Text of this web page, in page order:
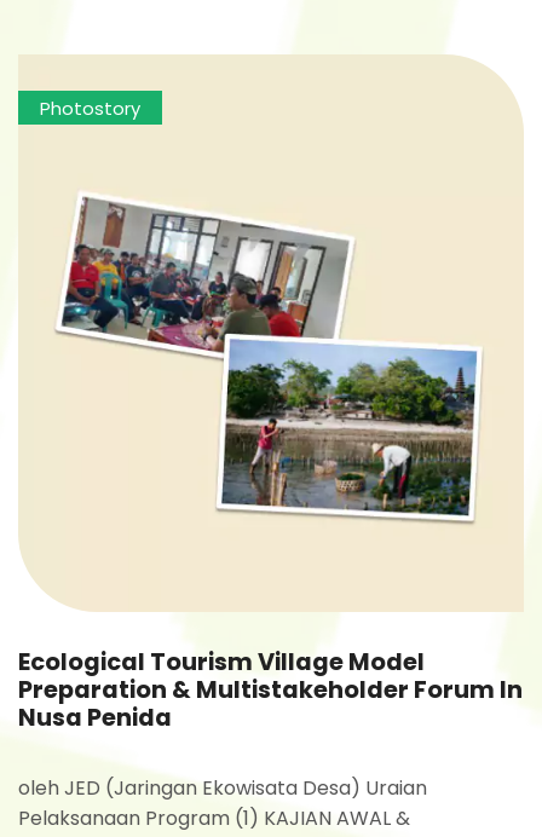
Photostory
Ecological Tourism Village Model
Preparation & Multistakeholder Forum In
Nusa Penida
oleh JED (Jaringan Ekowisata Desa) Uraian
Pelaksanaan Program (1) KAJIAN AWAL &